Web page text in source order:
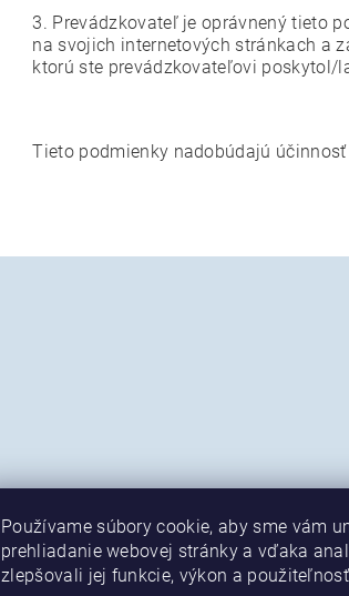
3. Prevádzkovateľ je oprávnený tieto
na svojich internetových stránkach a
ktorú ste prevádzkovateľovi poskytol/
Tieto podmienky nadobúdajú
Používame súbory cookie, aby sme vám
prehliadanie webovej stránky a vďaka
zlepšovali jej funkcie, výkon a